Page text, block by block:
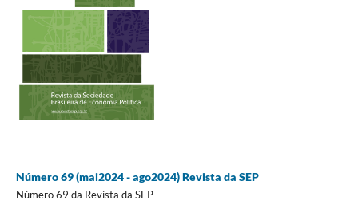
Número 69 (mai2024 - ago2024) Revista da SEP
Número 69 da Revista da SEP